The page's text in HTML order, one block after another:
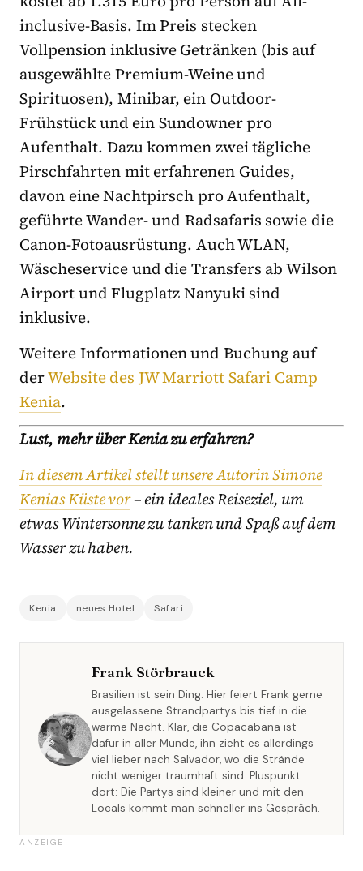
inclusive-Basis. Im Preis stecken
Vollpension inklusive Getränken (bis auf
ausgewählte Premium-Weine und
Spirituosen), Minibar, ein Outdoor-
Frühstück und ein Sundowner pro
Aufenthalt. Dazu kommen zwei tägliche
Pirschfahrten mit erfahrenen Guides,
davon eine Nachtpirsch pro Aufenthalt,
geführte Wander- und Radsafaris sowie die
Canon-Fotoausrüstung. Auch WLAN,
Wäscheservice und die Transfers ab Wilson
Airport und Flugplatz Nanyuki sind
inklusive.
Weitere Informationen und Buchung auf
derWebsite des JW Marriott Safari Camp
Kenia.
Lust, mehr über Kenia zu erfahren?
In diesem Artikel stellt unsere Autorin Simone
Kenias Küste vor– ein ideales Reiseziel, um
etwas Wintersonne zu tanken und Spaß auf dem
Wasser zu haben.
Kenia neues Hotel Safari
Frank Störbrauck
Brasilien ist sein Ding. Hier feiert Frank gerne
ausgelassene Strandpartys bis tief in die
warme Nacht. Klar, die Copacabana ist
dafür in aller Munde, ihn zieht es allerdings
viel lieber nach Salvador, wo die Strände
nicht weniger traumhaft sind. Pluspunkt
dort: Die Partys sind kleiner und mit den
Locals kommt man schneller ins Gespräch.
ANZEIGE